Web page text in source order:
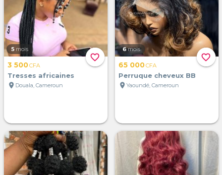
favorite_border
5 mois
3 500CFA
Tresses africaines
location_on Douala, Cameroun
favorite_border
6 mois
65 000CFA
Perruque cheveux BB
location_on Yaoundé, Cameroun